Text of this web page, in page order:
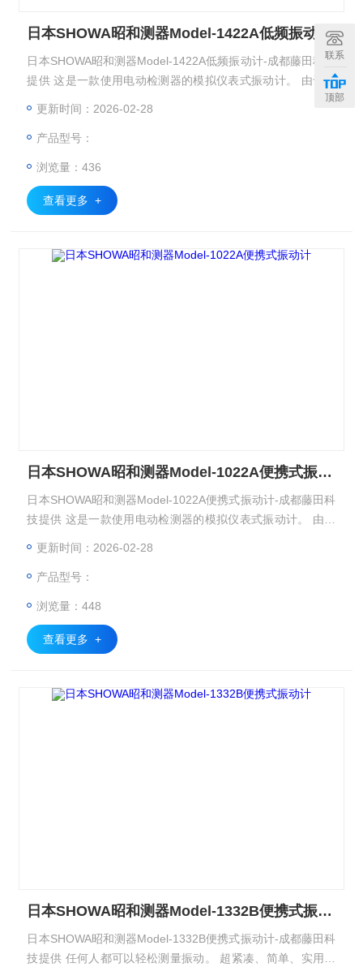
日本SHOWA昭和测器Model-1422A低频振动计
日本SHOWA昭和测器Model-1422A低频振动计-成都藤田科技
提供 这是一款使用电动检测器的模拟仪表式振动计。 由于它
更新时间：2026-02-28
产品型号：
浏览量：436
查看更多 +
日本SHOWA昭和测器Model-1022A便携式振动计
日本SHOWA昭和测器Model-1022A便携式振动计-成都藤田科
技提供 这是一款使用电动检测器的模拟仪表式振动计。 由于
更新时间：2026-02-28
产品型号：
浏览量：448
查看更多 +
日本SHOWA昭和测器Model-1332B便携式振动计
日本SHOWA昭和测器Model-1332B便携式振动计-成都藤田科
技提供 任何人都可以轻松测量振动。 超紧凑、简单、实用、
联系
顶部